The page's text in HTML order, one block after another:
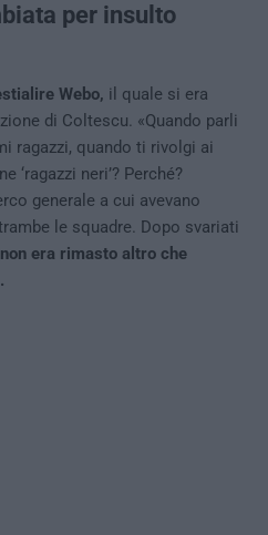
per insulto
Webo, il quale si era
di Coltescu. «Quando parli
ragazzi, quando ti rivolgi ai
‘ragazzi neri’? Perché?
generale a cui avevano
le squadre. Dopo svariati
non era rimasto altro che